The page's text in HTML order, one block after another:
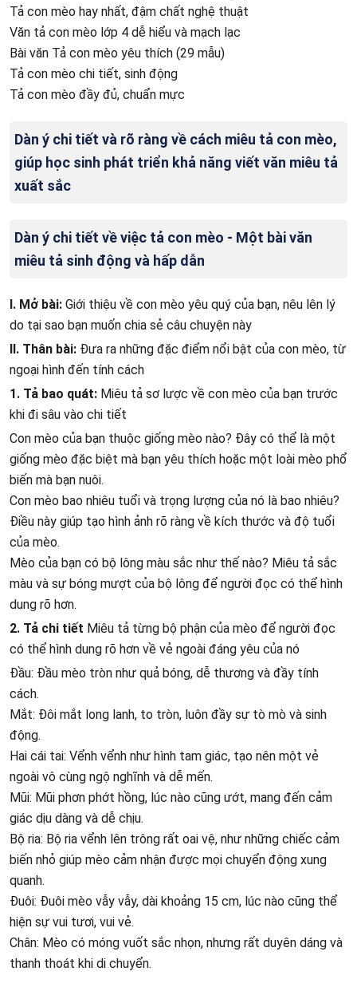
Tả con mèo hay nhất, đậm chất nghệ thuật
Văn tả con mèo lớp 4 dễ hiểu và mạch lạc
Bài văn Tả con mèo yêu thích (29 mẫu)
Tả con mèo chi tiết, sinh động
Tả con mèo đầy đủ, chuẩn mực
Dàn ý chi tiết và rõ ràng về cách miêu tả con mèo,
giúp học sinh phát triển khả năng viết văn miêu tả
xuất sắc
Dàn ý chi tiết về việc tả con mèo - Một bài văn
miêu tả sinh động và hấp dẫn
I. Mở bài: Giới thiệu về con mèo yêu quý của bạn, nêu lên lý
do tại sao bạn muốn chia sẻ câu chuyện này
II. Thân bài: Đưa ra những đặc điểm nổi bật của con mèo, từ
ngoại hình đến tính cách
1. Tả bao quát: Miêu tả sơ lược về con mèo của bạn trước
khi đi sâu vào chi tiết
Con mèo của bạn thuộc giống mèo nào? Đây có thể là một
giống mèo đặc biệt mà bạn yêu thích hoặc một loài mèo phổ
biến mà bạn nuôi.
Con mèo bao nhiêu tuổi và trọng lượng của nó là bao nhiêu?
Điều này giúp tạo hình ảnh rõ ràng về kích thước và độ tuổi
của mèo.
Mèo của bạn có bộ lông màu sắc như thế nào? Miêu tả sắc
màu và sự bóng mượt của bộ lông để người đọc có thể hình
dung rõ hơn.
2. Tả chi tiết Miêu tả từng bộ phận của mèo để người đọc
có thể hình dung rõ hơn về vẻ ngoài đáng yêu của nó
Đầu: Đầu mèo tròn như quả bóng, dễ thương và đầy tính
cách.
Mắt: Đôi mắt long lanh, to tròn, luôn đầy sự tò mò và sinh
động.
Hai cái tai: Vểnh vểnh như hình tam giác, tạo nên một vẻ
ngoài vô cùng ngộ nghĩnh và dễ mến.
Mũi: Mũi phơn phớt hồng, lúc nào cũng ướt, mang đến cảm
giác dịu dàng và dễ chịu.
Bộ ria: Bộ ria vểnh lên trông rất oai vệ, như những chiếc cảm
biến nhỏ giúp mèo cảm nhận được mọi chuyển động xung
quanh.
Đuôi: Đuôi mèo vẫy vẫy, dài khoảng 15 cm, lúc nào cũng thể
hiện sự vui tươi, vui vẻ.
Chân: Mèo có móng vuốt sắc nhọn, nhưng rất duyên dáng và
thanh thoát khi di chuyển.